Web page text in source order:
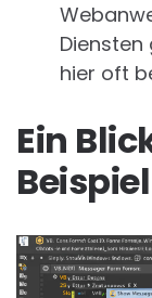
hier oft
Ein